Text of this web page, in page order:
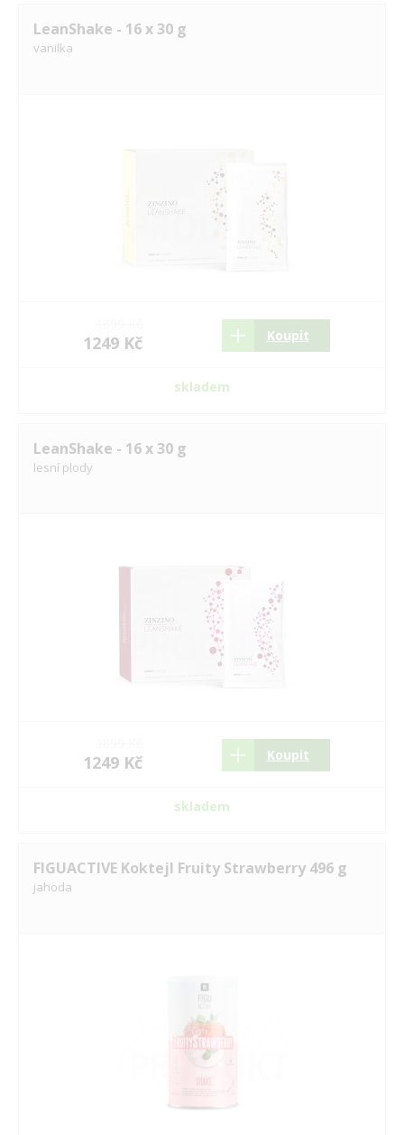
LeanShake - 16 x 30 g
vanilka
1249 Kč Koupit
skladem
LeanShake - 16 x 30 g
lesní plody
1249 Kč Koupit
skladem
FIGUACTIVE Koktejl Fruity Strawberry 496 g
jahoda